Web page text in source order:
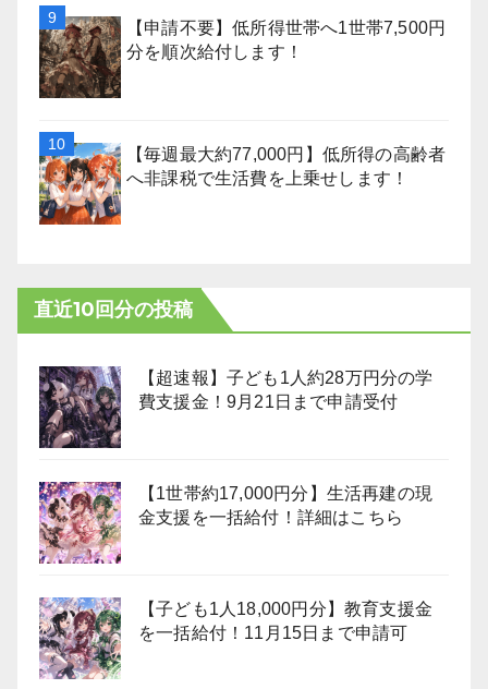
【申請不要】低所得世帯へ1世帯7,500円
分を順次給付します！
【毎週最大約77,000円】低所得の高齢者
へ非課税で生活費を上乗せします！
直近10回分の投稿
【超速報】子ども1人約28万円分の学
費支援金！9月21日まで申請受付
【1世帯約17,000円分】生活再建の現
金支援を一括給付！詳細はこちら
【子ども1人18,000円分】教育支援金
を一括給付！11月15日まで申請可